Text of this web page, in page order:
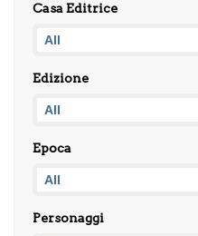
Casa Editrice
Edizione
Epoca
Personaggi